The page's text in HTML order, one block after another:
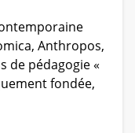
Anthropos,
de pédagogie «
fondée,